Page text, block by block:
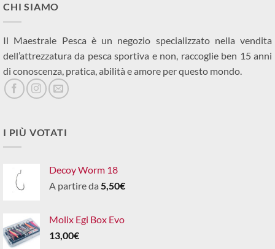
CHI SIAMO
Il Maestrale Pesca è un negozio specializzato nella vendita
dell’attrezzatura da pesca sportiva e non, raccoglie ben 15 anni
di conoscenza, pratica, abilità e amore per questo mondo.
I PIÙ VOTATI
Decoy Worm 18
A partire da 5,50€
Molix Egi Box Evo
13,00€